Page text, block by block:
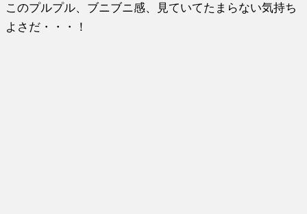
このプルプル、ブニブニ感、見ていてたまらない気持ち
よさだ・・・！